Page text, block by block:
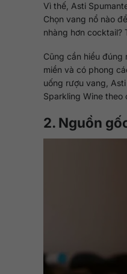
Vì thế, Asti
Chọn vang nổ nào
nhàng hơn cocktail?
Cũng cần hiểu đúng
miền và có phong
uống rượu vang,
Sparkling Wine theo
2. Nguồn